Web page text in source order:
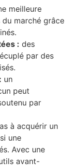
meilleure
marché grâce
: des
par des
un
peut
par
à acquérir un
une
Avec une
avant-